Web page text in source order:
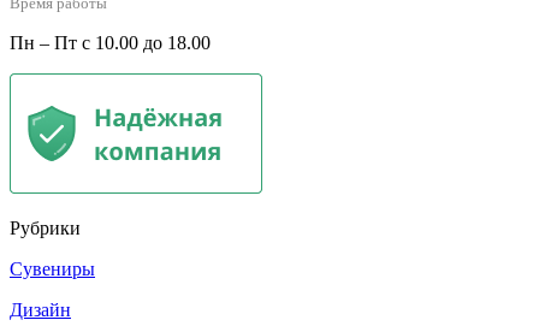
Пн – Пт с 10.00 до 18.00
Рубрики
Сувениры
Дизайн